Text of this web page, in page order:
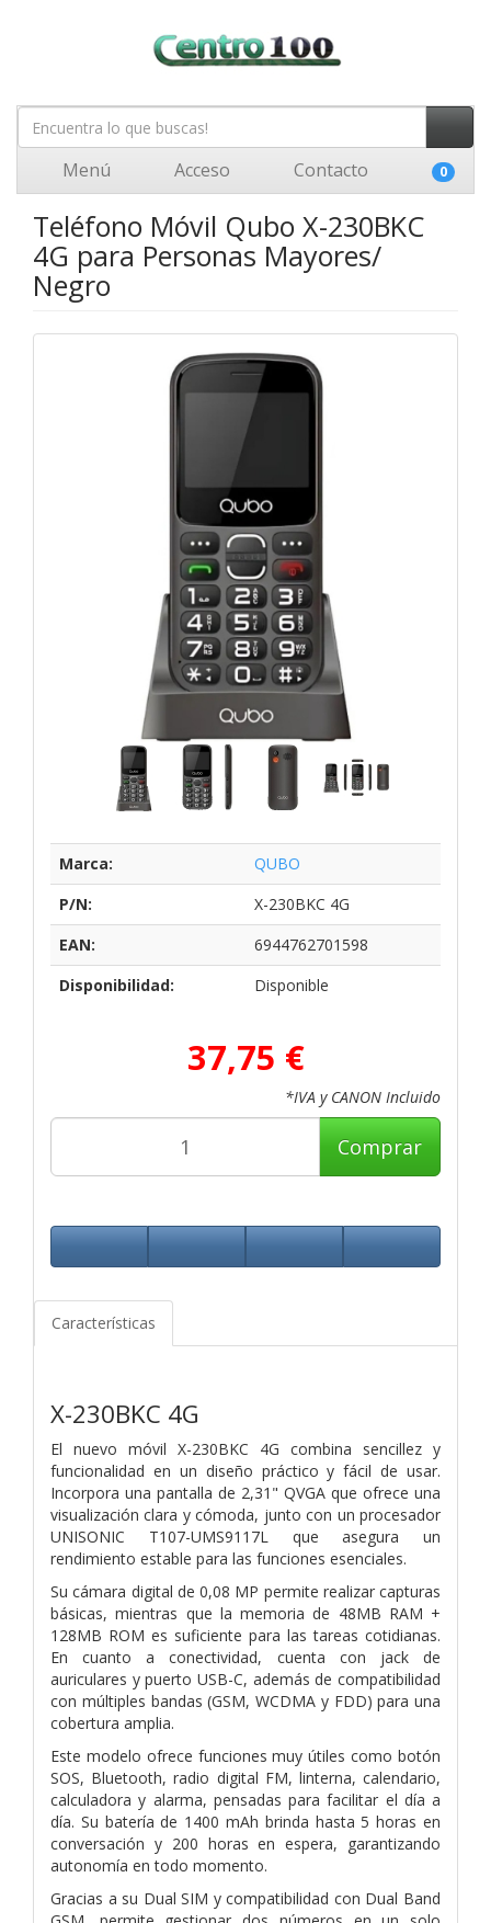
Menú Acceso Contacto 0
Teléfono Móvil Qubo X-230BKC
4G para Personas Mayores/
Negro
Marca:
QUBO
P/N:
X-230BKC 4G
EAN:
6944762701598
Disponibilidad:
Disponible
37,75 €
*IVA y CANON Incluido
Comprar
Características
X-230BKC 4G
El nuevo móvil X-230BKC 4G combina sencillez y
funcionalidad en un diseño práctico y fácil de usar.
Incorpora una pantalla de 2,31" QVGA que ofrece una
visualización clara y cómoda, junto con un procesador
UNISONIC T107-UMS9117L que asegura un
rendimiento estable para las funciones esenciales.
Su cámara digital de 0,08 MP permite realizar capturas
básicas, mientras que la memoria de 48MB RAM +
128MB ROM es suficiente para las tareas cotidianas.
En cuanto a conectividad, cuenta con jack de
auriculares y puerto USB-C, además de compatibilidad
con múltiples bandas (GSM, WCDMA y FDD) para una
cobertura amplia.
Este modelo ofrece funciones muy útiles como botón
SOS, Bluetooth, radio digital FM, linterna, calendario,
calculadora y alarma, pensadas para facilitar el día a
día. Su batería de 1400 mAh brinda hasta 5 horas en
conversación y 200 horas en espera, garantizando
autonomía en todo momento.
Gracias a su Dual SIM y compatibilidad con Dual Band